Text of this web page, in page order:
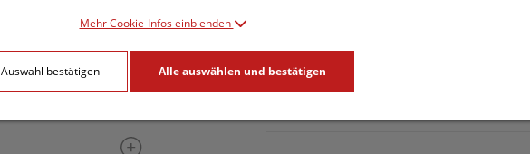
Dieses Produkt ist derzeit vom
Mehr Cookie-Infos einblenden
Auswahl bestätigen Alle auswählen und bestätigen